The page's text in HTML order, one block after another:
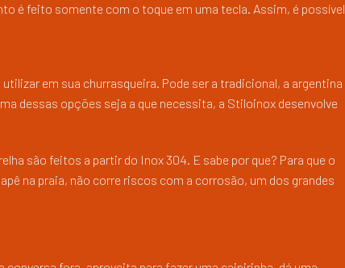
é feito somente com o toque em uma tecla. Assim, é possível
em sua churrasqueira. Pode ser a tradicional, a argentina
dessas opções seja a que necessita, a Stiloinox desenvolve
são feitos a partir do Inox 304. E sabe por que? Para que o
na praia, não corre riscos com a corrosão, um dos grandes